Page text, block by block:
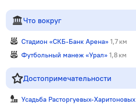
Что вокруг
Стадион «СКБ-Банк Арена» 1,7 км
Футбольный манеж «Урал» 1,8 км
Достопримечательности
Усадьба Расторгуевых-Харитоновых